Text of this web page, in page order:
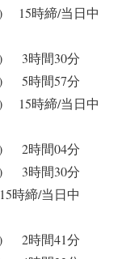
) 15時締/当日中
) 3時間30分
) 5時間57分
) 15時締/当日中
) 2時間04分
) 3時間30分
時締/当日中
) 2時間41分